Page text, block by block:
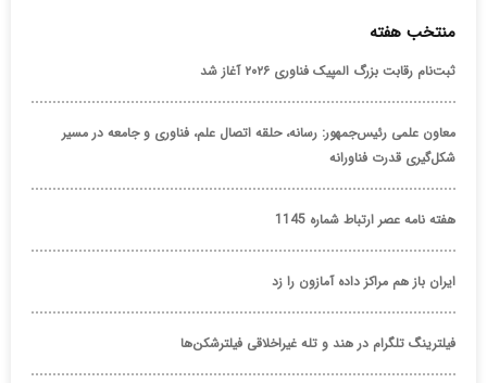
منتخب هفته
ثبت‌نام رقابت بزرگ المپیک فناوری ۲۰۲۶ آغاز شد
معاون علمی رئیس‌جمهور: رسانه، حلقه اتصال علم، فناوری و جامعه در مسیر
شکل‌گیری قدرت فناورانه
هفته نامه عصر ارتباط شماره 1145
ایران باز هم مراکز داده آمازون را زد
فیلترینگ تلگرام در هند و تله غیراخلاقی فیلترشکن‌ها